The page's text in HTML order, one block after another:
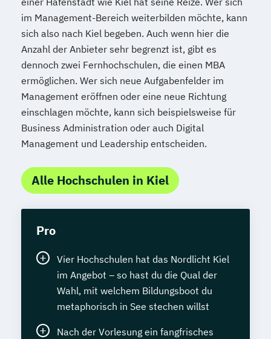
im Management-Bereich weiterbilden möchte, kann
sich also nach Kiel begeben. Auch wenn hier die
Anzahl der Anbieter sehr begrenzt ist, gibt es
dennoch zwei Fernhochschulen, die einen MBA
ermöglichen. Wer sich neue Aufgabenfelder im
Management eröffnen oder eine neue Richtung
einschlagen möchte, kann sich beispielsweise für
Business Administration oder auch Digital
Management und Leadership entscheiden.
Alle Hochschulen in Kiel
Pro
Vier Hochschulen hat das Nordlicht Kiel
im Angebot – so hast du die Qual der
Wahl, mit welchem Bildungsboot du
metaphorisch in See stechen willst
Nach der Vorlesung ein fangfrisches